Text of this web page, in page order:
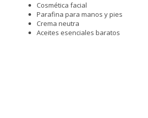
Cosmética facial
Parafina para manos y pies
Crema neutra
Aceites esenciales baratos